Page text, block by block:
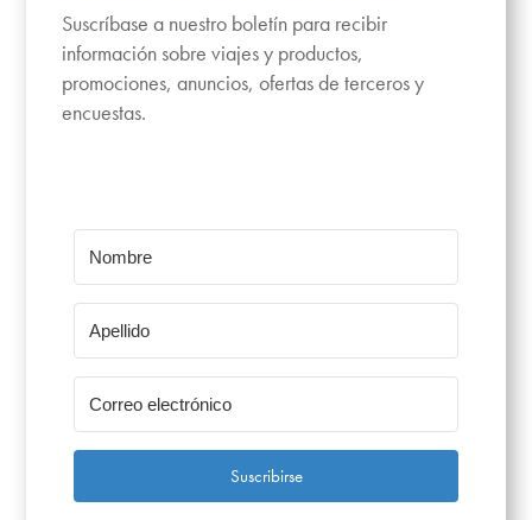
Suscríbase a nuestro boletín para recibir
información sobre viajes y productos,
promociones, anuncios, ofertas de terceros y
encuestas.
Suscribirse